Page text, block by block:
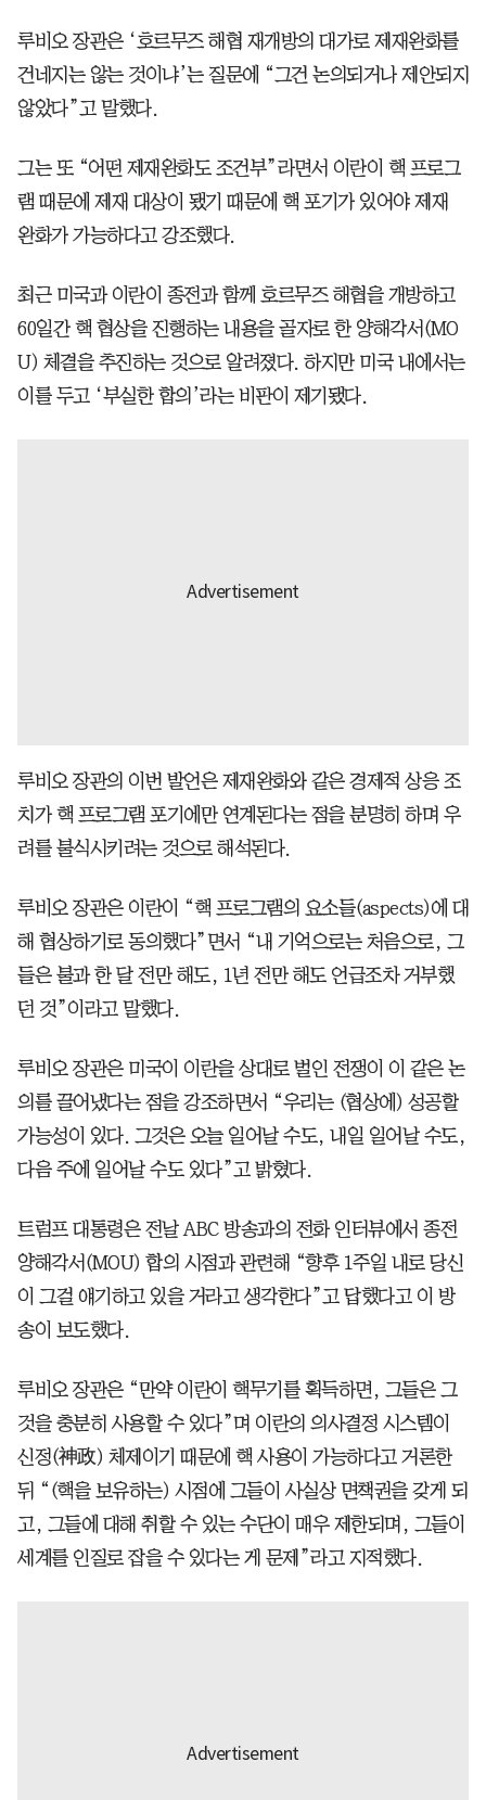
루비오 장관은 ‘호르무즈 해협 재개방의 대가로 제재완화를
건네지는 않는 것이냐’는 질문에 “그건 논의되거나 제안되지
않았다”고 말했다.
그는 또 “어떤 제재완화도 조건부”라면서 이란이 핵 프로그
램 때문에 제재 대상이 됐기 때문에 핵 포기가 있어야 제재
완화가 가능하다고 강조했다.
최근 미국과 이란이 종전과 함께 호르무즈 해협을 개방하고
60일간 핵 협상을 진행하는 내용을 골자로 한 양해각서(MO
U) 체결을 추진하는 것으로 알려졌다. 하지만 미국 내에서는
이를 두고 ‘부실한 합의’라는 비판이 제기됐다.
루비오 장관의 이번 발언은 제재완화와 같은 경제적 상응 조
치가 핵 프로그램 포기에만 연계된다는 점을 분명히 하며 우
려를 불식시키려는 것으로 해석된다.
루비오 장관은 이란이 “핵 프로그램의 요소들(aspects)에 대
해 협상하기로 동의했다”면서 “내 기억으로는 처음으로, 그
들은 불과 한 달 전만 해도, 1년 전만 해도 언급조차 거부했
던 것”이라고 말했다.
루비오 장관은 미국이 이란을 상대로 벌인 전쟁이 이 같은 논
의를 끌어냈다는 점을 강조하면서 “우리는 (협상에) 성공할
가능성이 있다. 그것은 오늘 일어날 수도, 내일 일어날 수도,
다음 주에 일어날 수도 있다”고 밝혔다.
트럼프 대통령은 전날 ABC 방송과의 전화 인터뷰에서 종전
양해각서(MOU) 합의 시점과 관련해 “향후 1주일 내로 당신
이 그걸 얘기하고 있을 거라고 생각한다”고 답했다고 이 방
송이 보도했다.
루비오 장관은 “만약 이란이 핵무기를 획득하면, 그들은 그
것을 충분히 사용할 수 있다”며 이란의 의사결정 시스템이
신정(神政) 체제이기 때문에 핵 사용이 가능하다고 거론한
뒤 “(핵을 보유하는) 시점에 그들이 사실상 면책권을 갖게 되
고, 그들에 대해 취할 수 있는 수단이 매우 제한되며, 그들이
세계를 인질로 잡을 수 있다는 게 문제”라고 지적했다.